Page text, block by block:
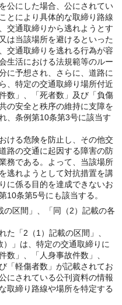
公にした場合、公にされてい
とにより具体的な取締り路線
交通取締りから逃れようとす
は当該場所を避けるといった
交通取締りを逃れる行為が容
生活における法規範等のルー
に予想され、さらに、道路に
、特定の交通取締り場所付近
数」、「死者数」及び「負傷
の安全と秩序の維持に支障を
、条例第10条第3号に該当す
ける危険を防止し、その他交
路の交通に起因する障害の防
務である。よって、当該場所
逃れようとして対抗措置を講
に係る目的を達成できないお
10条第5号にも該当する。
の区間」、「同（2）記載の各
た「2（1）記載の区間」、
）」は、特定の交通取締りに
数」、「人身事故件数」、
「軽傷者数」が記載されてお
にされている公刊資料の情報
取締り路線や場所を特定する